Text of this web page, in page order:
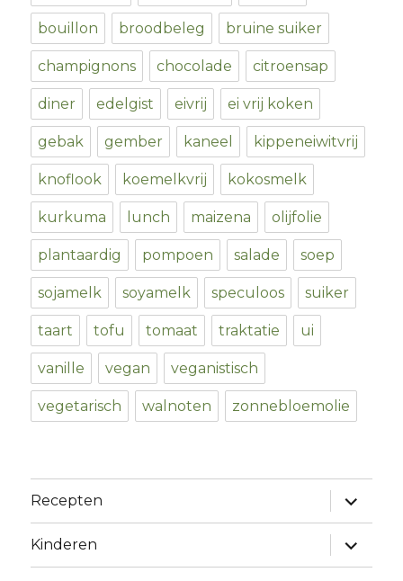
bouillon broodbeleg bruine suiker
champignons chocolade citroensap
diner edelgist eivrij ei vrij koken
gebak gember kaneel kippeneiwitvrij
knoflook koemelkvrij kokosmelk
kurkuma lunch maizena olijfolie
plantaardig pompoen salade soep
sojamelk soyamelk speculoos suiker
taart tofu tomaat traktatie ui
vanille vegan veganistisch
vegetarisch walnoten zonnebloemolie
Recepten
expand
child
menu
Kinderen
expand
child
menu